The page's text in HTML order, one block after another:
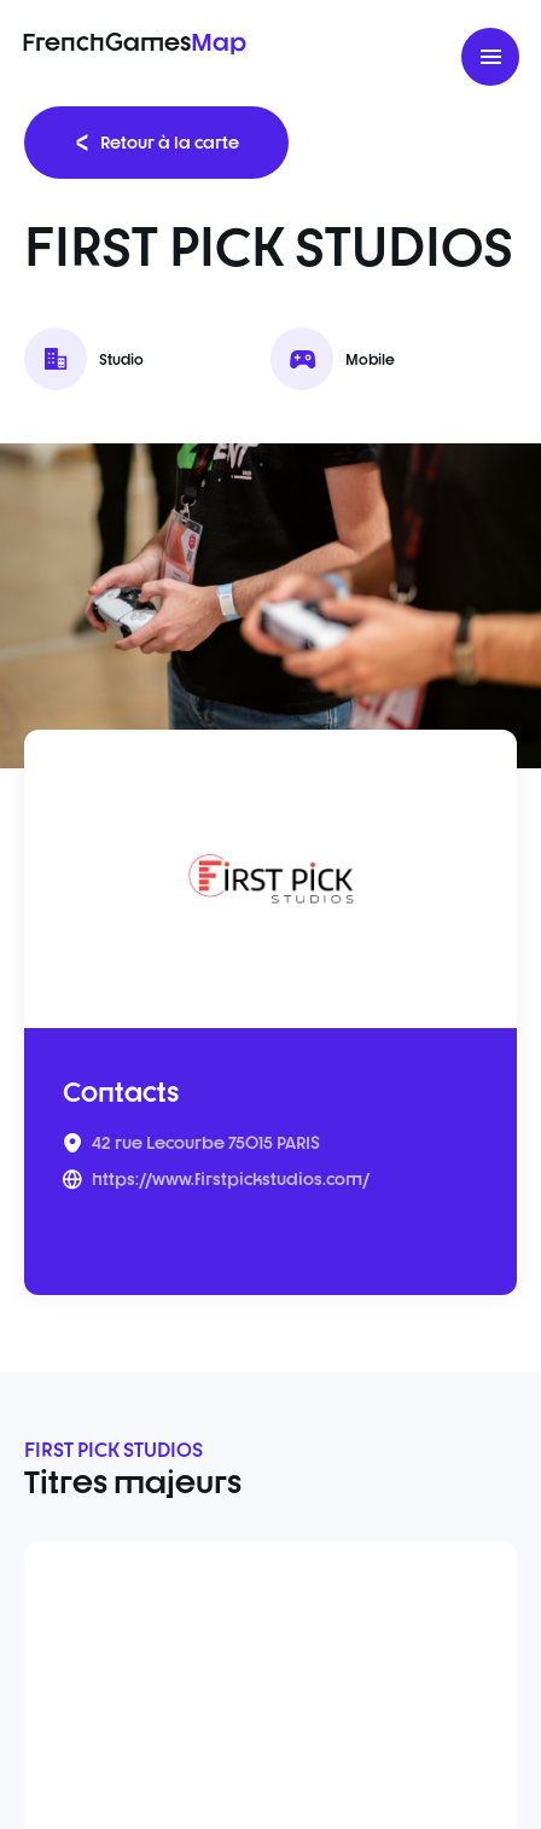
FrenchGamesMap
Retour à la carte
FIRST PICK STUDIOS
Studio Mobile
Contacts
42 rue Lecourbe 75015 PARIS
https://www.firstpickstudios.com/
FIRST PICK STUDIOS
Titres majeurs